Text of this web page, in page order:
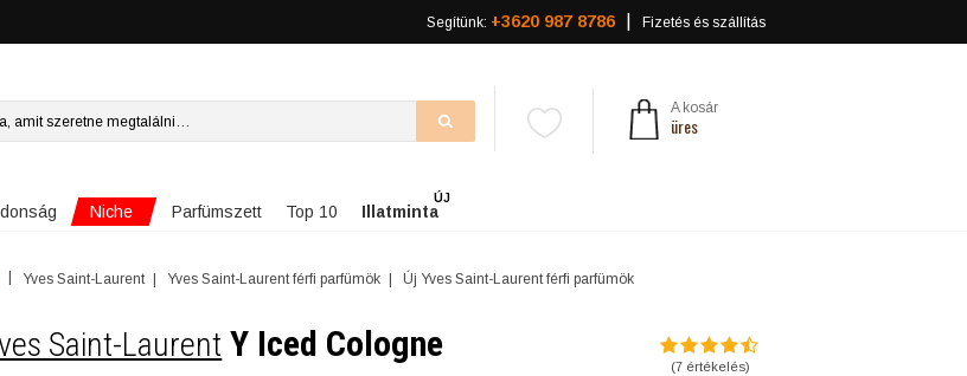
Segítünk: +3620 987 8786 Fizetés és szállítás
A kosár
üres
Niche Parfümszett Top 10 Illatminta
ÚJ
Yves Saint-Laurent Yves Saint-Laurent férfi parfümök Új Yves Saint-Laurent férfi parfümök
Saint-Laurent Y Iced Cologne
(7értékelés)